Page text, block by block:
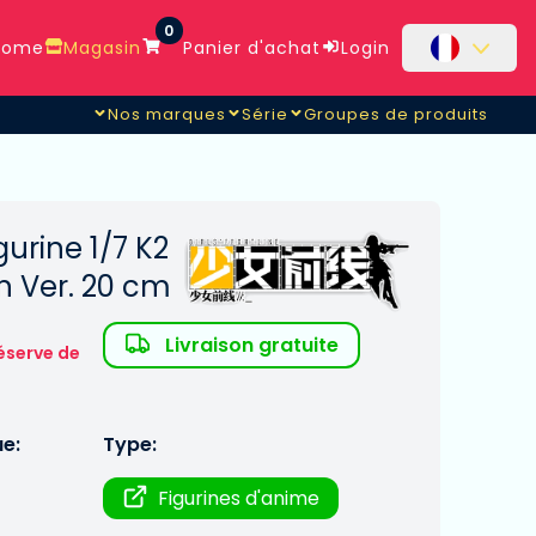
Magasin
0
Panier d'achat Login
Nos marques Série Groupes de produits
1/7 K2
Ver. 20 cm
de
Livraison gratuite
Type:
Figurines d'anime